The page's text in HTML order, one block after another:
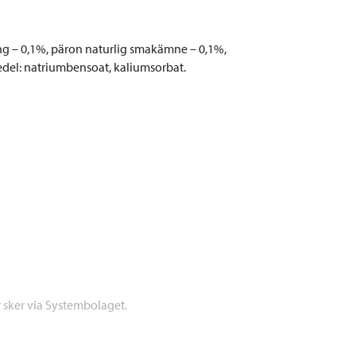
– 0,1%, päron naturlig smakämne – 0,1%,
natriumbensoat, kaliumsorbat.
via Systembolaget.